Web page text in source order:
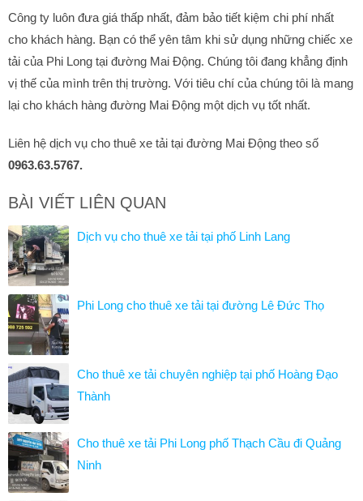
Công ty luôn đưa giá thấp nhất, đảm bảo tiết kiệm chi phí nhất
cho khách hàng. Bạn có thể yên tâm khi sử dụng những chiếc xe
tải của Phi Long tại đường Mai Động. Chúng tôi đang khẳng định
vị thế của mình trên thị trường. Với tiêu chí của chúng tôi là mang
lại cho khách hàng đường Mai Động một dịch vụ tốt nhất.
Liên hệ dịch vụ cho thuê xe tải tại đường Mai Động theo số
0963.63.5767.
BÀI VIẾT LIÊN QUAN
Dịch vụ cho thuê xe tải tại phố Linh Lang
Phi Long cho thuê xe tải tại đường Lê Đức Thọ
Cho thuê xe tải chuyên nghiệp tại phố Hoàng Đạo
Thành
Cho thuê xe tải Phi Long phố Thạch Cầu đi Quảng
Ninh